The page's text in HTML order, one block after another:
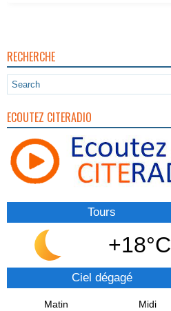
RECHERCHE
ECOUTEZ CITERADIO
Tours
+18°C
Ciel dégagé
Matin Midi